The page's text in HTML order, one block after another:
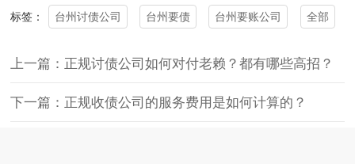
标签： 台州讨债公司 台州要债 台州要账公司 全部
上一篇：正规讨债公司如何对付老赖？都有哪些高招？
下一篇：正规收债公司的服务费用是如何计算的？